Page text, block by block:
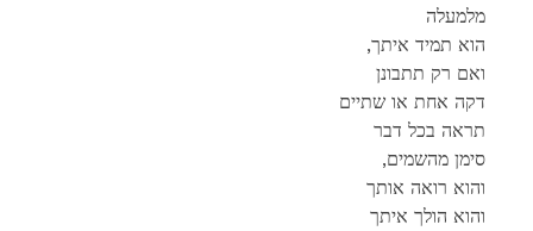
מלמעלה
,הוא תמיד איתך
ואם רק תתבונן
דקה אחת או שתיים
תראה בכל דבר
,סימן מהשמים
והוא רואה אותך
והוא הולך איתך